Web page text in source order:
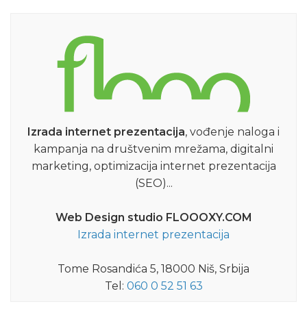
Izrada internet prezentacija, vođenje naloga i
kampanja na društvenim mrežama, digitalni
marketing, optimizacija internet prezentacija
(SEO)...
Web Design studio FLOOOXY.COM
Izrada internet prezentacija
Tome Rosandića 5, 18000 Niš, Srbija
Tel: 060 0 52 51 63